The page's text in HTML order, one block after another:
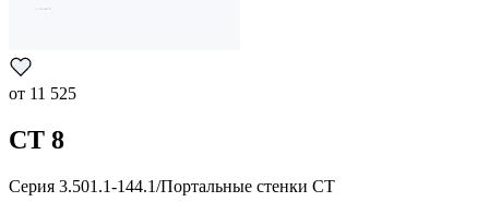
от 11 525
СТ 8
Серия 3.501.1-144.1/Портальные стенки СТ